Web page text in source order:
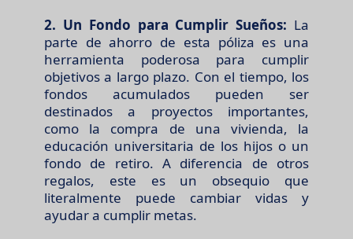
2. Un Fondo para Cumplir Sueños: La
parte de ahorro de esta póliza es una
herramienta poderosa para cumplir
objetivos a largo plazo. Con el tiempo, los
fondos acumulados pueden ser
destinados a proyectos importantes,
como la compra de una vivienda, la
educación universitaria de los hijos o un
fondo de retiro. A diferencia de otros
regalos, este es un obsequio que
literalmente puede cambiar vidas y
ayudar a cumplir metas.